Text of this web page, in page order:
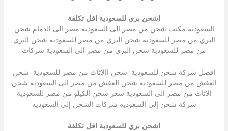
اشحن بري للسعودية اقل تكلفة
السعودية مكتب شحن من مصر الى السعودية مصر الى الدمام شحن
البري من مصر للسعوديه شحن البري من مصر للسعوديه شحن البري
من مصر للسعودية شحن البري من مصر الى السعودية شركات
افضل شركة شحن للسعودية شحن االاثاث من مصر للسعودية شحن
العفش من مصر للسعودية شحن العفش من مصر الى السعودية شحن
الاثاث من مصر الى السعودية سعر شحن الكيلو من مصر للسعودية
شركة شحن إلى السعوديه شركات الشحن إلى السعوديه
اشحن بري للسعودية اقل تكلفة